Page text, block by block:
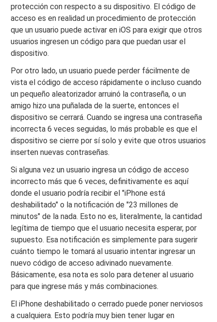
protección con respecto a su dispositivo. El código de
acceso es en realidad un procedimiento de protección
que un usuario puede activar en iOS para exigir que otros
usuarios ingresen un código para que puedan usar el
dispositivo.
Por otro lado, un usuario puede perder fácilmente de
vista el código de acceso rápidamente o incluso cuando
un pequeño aleatorizador arruinó la contraseña, o un
amigo hizo una puñalada de la suerte, entonces el
dispositivo se cerrará. Cuando se ingresa una contraseña
incorrecta 6 veces seguidas, lo más probable es que el
dispositivo se cierre por sí solo y evite que otros usuarios
inserten nuevas contraseñas.
Si alguna vez un usuario ingresa un código de acceso
incorrecto más que 6 veces, definitivamente es aquí
donde el usuario podría recibir el "iPhone está
deshabilitado" o la notificación de "23 millones de
minutos" de la nada. Esto no es, literalmente, la cantidad
legítima de tiempo que el usuario necesita esperar, por
supuesto. Esa notificación es simplemente para sugerir
cuánto tiempo le tomará al usuario intentar ingresar un
nuevo código de acceso adivinado nuevamente.
Básicamente, esa nota es solo para detener al usuario
para que ingrese más y más combinaciones.
El iPhone deshabilitado o cerrado puede poner nerviosos
a cualquiera. Esto podría muy bien tener lugar en